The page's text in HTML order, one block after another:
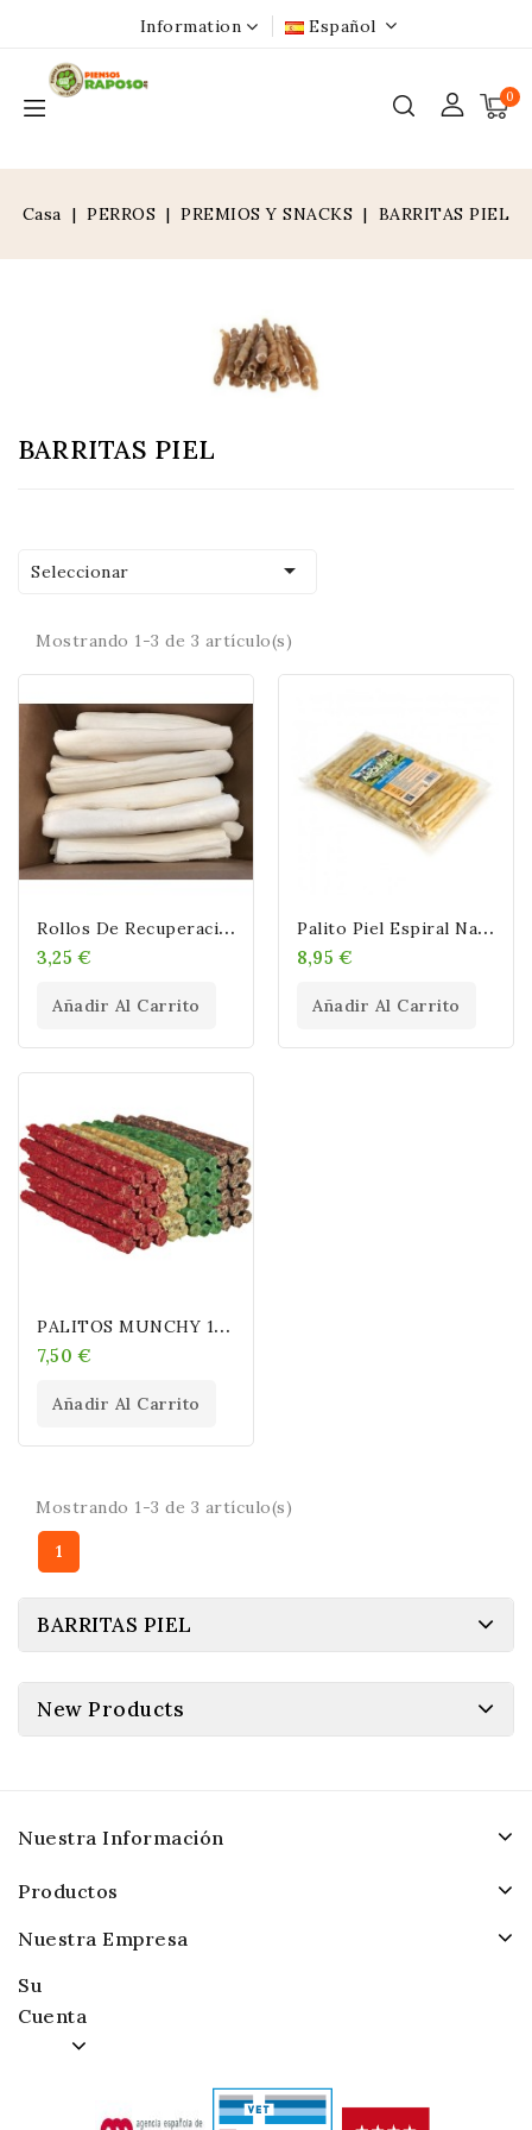
Information Español
0
Casa PERROS PREMIOS Y SNACKS BARRITAS PIEL
BARRITAS PIEL
Seleccionar 
Mostrando 1-3 de 3 artículo(s)
R
Ollos De Recuperación De Piel Cruda Blanca De 25,4 X 2,5 Cm
3,25 €
Añadir Al Carrito
P
Alito Piel Espiral Natural Snacks Piel Prensada 100 UD
8,95 €
Añadir Al Carrito
P
ALITOS MUNCHY 100 UNIDADES
7,50 €
Añadir Al Carrito
Mostrando 1-3 de 3 artículo(s)
1
BARRITAS PIEL
New Products
Nuestra Información
Productos
Nuestra Empresa
Su
Cuenta